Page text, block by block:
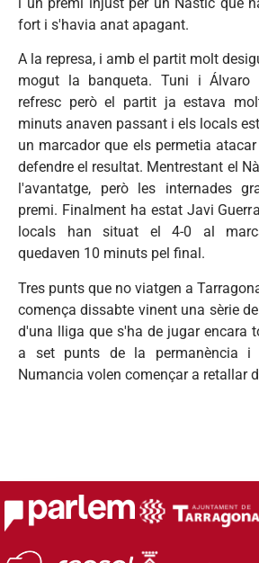
fort i s'havia anat apagant.
A la represa, i amb el partit molt
mogut la banqueta. Tuni i Álvaro
refresc però el partit ja estava
minuts anaven passant i els locals
un marcador que els permetia
defendre el resultat. Mentrestant el
l'avantatge, però les internades
premi. Finalment ha estat Javi
locals han situat el 4-0 al
quedaven 10 minuts pel final.
Tres punts que no viatgen a
comença dissabte vinent una sèrie
d'una lliga que s'ha de jugar encara
a set punts de la permanència i
Numancia volen començar a retallar